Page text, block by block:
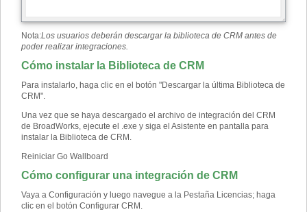
Nota:Los usuarios deberán descargar la biblioteca de CRM antes de
poder realizar integraciones.
Cómo instalar la Biblioteca de CRM
Para instalarlo, haga clic en el botón "Descargar la última Biblioteca de
CRM".
Una vez que se haya descargado el archivo de integración del CRM
de BroadWorks, ejecute el .exe y siga el Asistente en pantalla para
instalar la Biblioteca de CRM.
Reiniciar Go Wallboard
Cómo configurar una integración de CRM
Vaya a Configuración y luego navegue a la Pestaña Licencias; haga
clic en el botón Configurar CRM.